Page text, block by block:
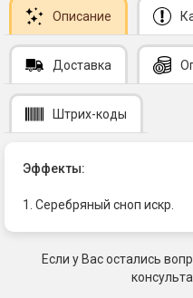
Описание
Доставка
Штрих-коды
Эффекты:
1. Серебряный сноп искр.
Если у Вас остались